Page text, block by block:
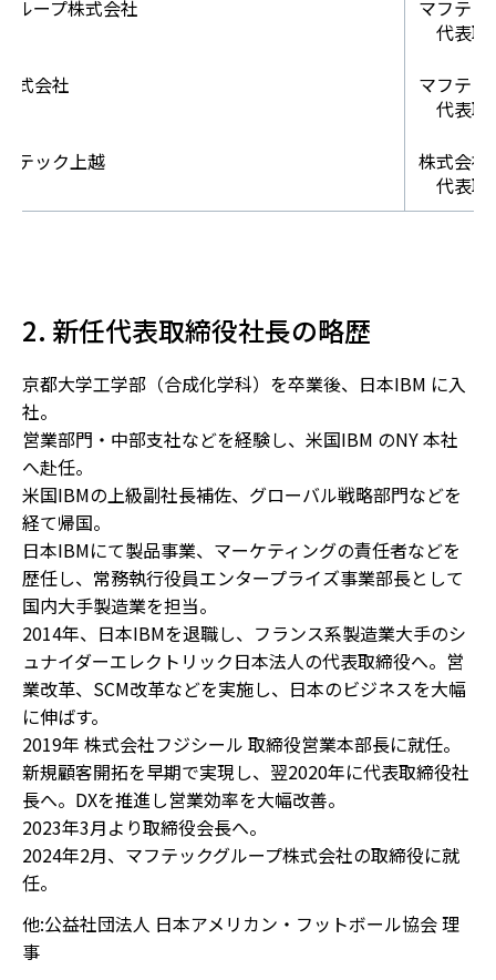
ループ株式会社
マフテッ
代表取
式会社
マフテッ
代表取
テック上越
株式会社
代表取
2. 新任代表取締役社長の略歴
京都大学工学部（合成化学科）を卒業後、日本IBM に入
社。
営業部門・中部支社などを経験し、米国IBM のNY 本社
へ赴任。
米国IBMの上級副社長補佐、グローバル戦略部門などを
経て帰国。
日本IBMにて製品事業、マーケティングの責任者などを
歴任し、常務執行役員エンタープライズ事業部長として
国内大手製造業を担当。
2014年、日本IBMを退職し、フランス系製造業大手のシ
ュナイダーエレクトリック日本法人の代表取締役へ。営
業改革、SCM改革などを実施し、日本のビジネスを大幅
に伸ばす。
2019年 株式会社フジシール 取締役営業本部長に就任。
新規顧客開拓を早期で実現し、翌2020年に代表取締役社
長へ。DXを推進し営業効率を大幅改善。
2023年3月より取締役会長へ。
2024年2月、マフテックグループ株式会社の取締役に就
任。
他:公益社団法人 日本アメリカン・フットボール協会 理
事